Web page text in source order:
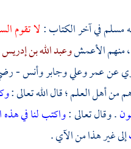
مسلمفي آخر الكتاب :لا تقوم
منهمالأعمشوعبد الله بن إدريس
عنعمروعليوجابروأنس-
من أهل العلم ؛ قال الله تعالى :
. وقال تعالى :واكتب لنا في هذه
إلى غير هذا من الآي .